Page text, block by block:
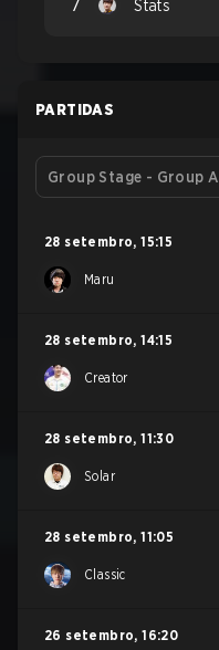
7 Stats
PARTIDAS
Group Stage - Group A
28 setembro, 15:15
Maru
28 setembro, 14:15
Creator
28 setembro, 11:30
Solar
28 setembro, 11:05
Classic
26 setembro, 16:20